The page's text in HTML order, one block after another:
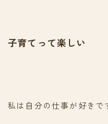
子育てって楽しい
私は自分の仕事が好きで